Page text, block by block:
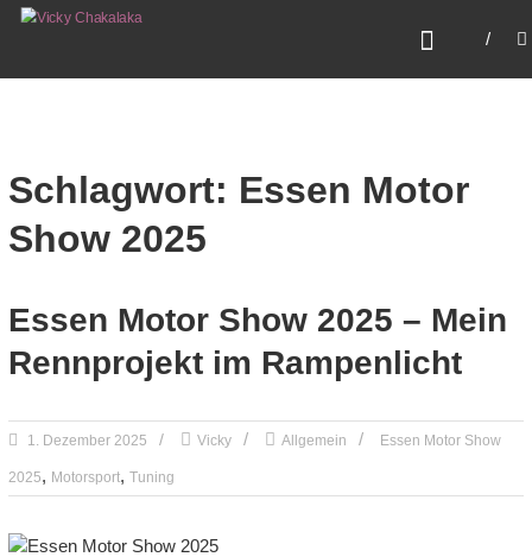
ZumVICKY CHAKALAKA
Schlagwort: Essen Motor
Show 2025
Essen Motor Show 2025 – Mein
Rennprojekt im Rampenlicht
1. Dezember 2025 Vicky Allgemein Essen Motor Show
2025, Motorsport, Tuning